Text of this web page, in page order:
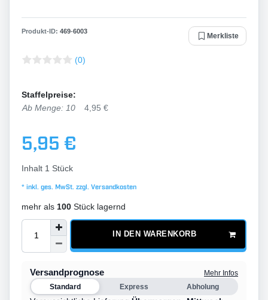
Produkt-ID: 469-6003
Merkliste
(0)
Staffelpreise:
Ab Menge: 10
4,95 €
5,95 €
Inhalt 1 Stück
* inkl. ges. MwSt. zzgl. Versandkosten
mehr als 100 Stück lagernd
IN DEN WARENKORB
Versandprognose
Mehr Infos
Standard
Express Abholung